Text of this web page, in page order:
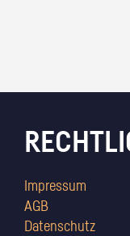
Impressum
AGB
Datenschutz